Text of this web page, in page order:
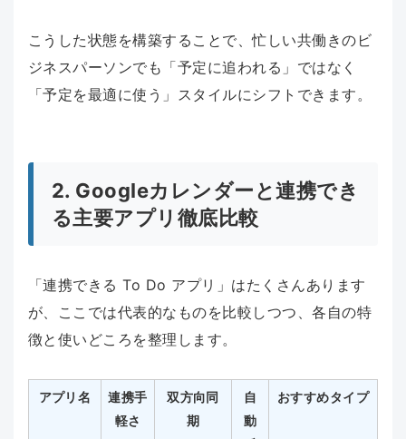
こうした状態を構築することで、忙しい共働きのビ
ジネスパーソンでも「予定に追われる」ではなく
「予定を最適に使う」スタイルにシフトできます。
2. Googleカレンダーと連携でき
る主要アプリ徹底比較
「連携できる To Do アプリ」はたくさんあります
が、ここでは代表的なものを比較しつつ、各自の特
徴と使いどころを整理します。
アプリ名
連携手
軽さ
双方向同
期
自
動
おすすめタイプ